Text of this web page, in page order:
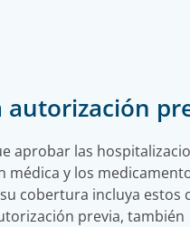
autorización
aprobar las
médica y los
cobertura incluya estos
previa, también